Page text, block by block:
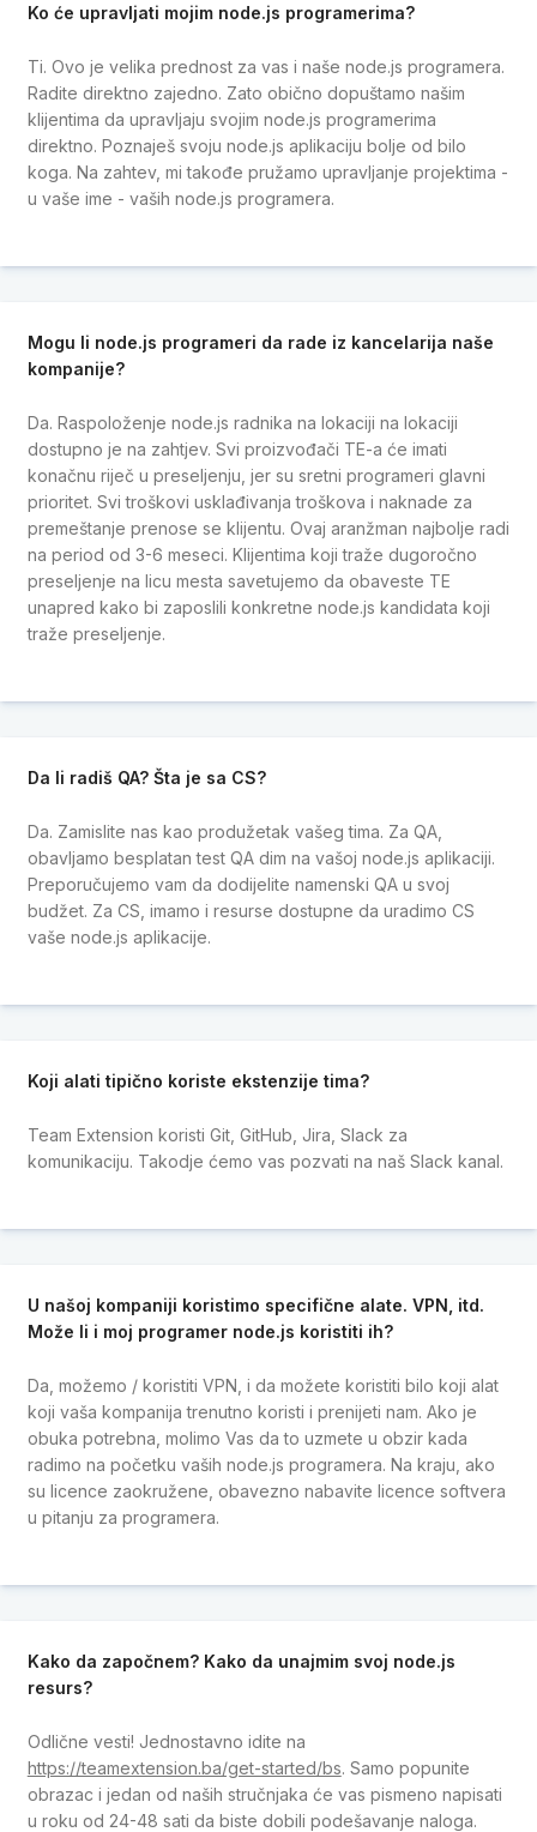
Ko će upravljati mojim node.js programerima?
Ti. Ovo je velika prednost za vas i naše node.js programera.
Radite direktno zajedno. Zato obično dopuštamo našim
klijentima da upravljaju svojim node.js programerima
direktno. Poznaješ svoju node.js aplikaciju bolje od bilo
koga. Na zahtev, mi takođe pružamo upravljanje projektima -
u vaše ime - vaših node.js programera.
Mogu li node.js programeri da rade iz kancelarija naše
kompanije?
Da. Raspoloženje node.js radnika na lokaciji na lokaciji
dostupno je na zahtjev. Svi proizvođači TE-a će imati
konačnu riječ u preseljenju, jer su sretni programeri glavni
prioritet. Svi troškovi usklađivanja troškova i naknade za
premeštanje prenose se klijentu. Ovaj aranžman najbolje radi
na period od 3-6 meseci. Klijentima koji traže dugoročno
preseljenje na licu mesta savetujemo da obaveste TE
unapred kako bi zaposlili konkretne node.js kandidata koji
traže preseljenje.
Da li radiš QA? Šta je sa CS?
Da. Zamislite nas kao produžetak vašeg tima. Za QA,
obavljamo besplatan test QA dim na vašoj node.js aplikaciji.
Preporučujemo vam da dodijelite namenski QA u svoj
budžet. Za CS, imamo i resurse dostupne da uradimo CS
vaše node.js aplikacije.
Koji alati tipično koriste ekstenzije tima?
Team Extension koristi Git, GitHub, Jira, Slack za
komunikaciju. Takodje ćemo vas pozvati na naš Slack kanal.
U našoj kompaniji koristimo specifične alate. VPN, itd.
Može li i moj programer node.js koristiti ih?
Da, možemo / koristiti VPN, i da možete koristiti bilo koji alat
koji vaša kompanija trenutno koristi i prenijeti nam. Ako je
obuka potrebna, molimo Vas da to uzmete u obzir kada
radimo na početku vaših node.js programera. Na kraju, ako
su licence zaokružene, obavezno nabavite licence softvera
u pitanju za programera.
Kako da započnem? Kako da unajmim svoj node.js
resurs?
Odlične vesti! Jednostavno idite na
https://teamextension.ba/get-started/bs. Samo popunite
obrazac i jedan od naših stručnjaka će vas pismeno napisati
u roku od 24-48 sati da biste dobili podešavanje naloga.